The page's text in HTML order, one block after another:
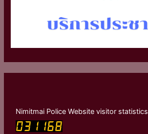
Nimitmai Police Website visitor statistics